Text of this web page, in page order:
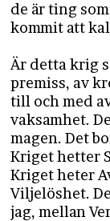
de är ting
kommit att
Är detta krig
premiss, av
till och med
vaksamhet.
magen. Det
Kriget hetter
Kriget heter
Viljelöshet.
jag, mellan